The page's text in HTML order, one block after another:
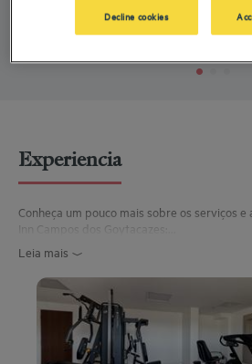
Experiencia
Conheça um pouco mais sobre os serviços
Inn Campos dos Goytacazes:...
Leia mais
Decline cookies